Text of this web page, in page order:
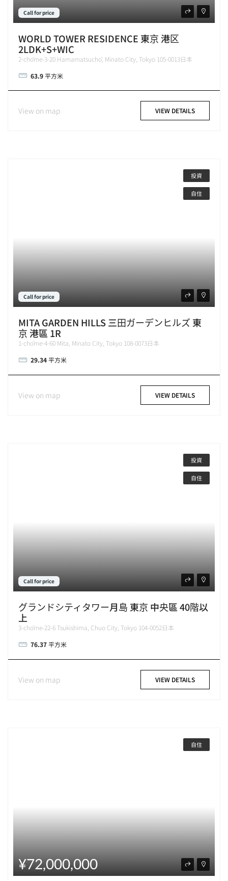
Call for price
WORLD TOWER RESIDENCE 東京 港区
2LDK+S+WIC
2-chōme-3-20 Hamamatsuchō, Minato City, Tokyo 105-0013日本
63.9平方米
View on map VIEW DETAILS
投資
自住
Call for price
MITA GARDEN HILLS 三田ガーデンヒルズ 東
京 港區 1R
1-chōme-4-60 Mita, Minato City, Tokyo 108-0073日本
29.34平方米
View on map VIEW DETAILS
投資
自住
Call for price
グランドシティタワー月島 東京 中央區 40階以
上
3-chōme-22-6 Tsukishima, Chuo City, Tokyo 104-0052日本
76.37平方米
View on map VIEW DETAILS
自住
¥72,000,000